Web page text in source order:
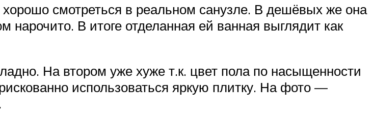
смотреться в реальном санузле. В дешёвых же она
В итоге отделанная ей ванная выглядит как
На втором уже хуже т.к. цвет пола по насыщенности
использоваться яркую плитку. На фото —